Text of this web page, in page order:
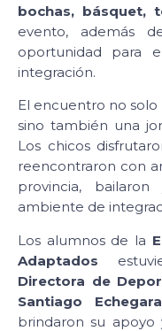
bochas, básquet,
evento, además
oportunidad para
integración.
El encuentro no
sino también una
Los chicos
reencontraron con
provincia,
ambiente de
Los alumnos de la
Adaptados
Directora de
Santiago
brindaron su